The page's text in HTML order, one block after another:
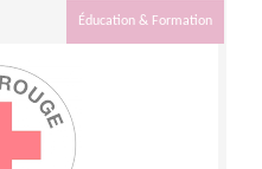
Éducation & Formation